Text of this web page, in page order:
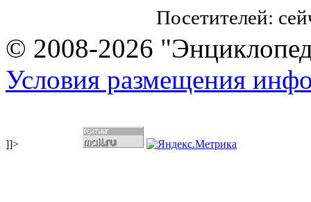
Посетителей:
© 2008-2026
Условия размещения
]]>